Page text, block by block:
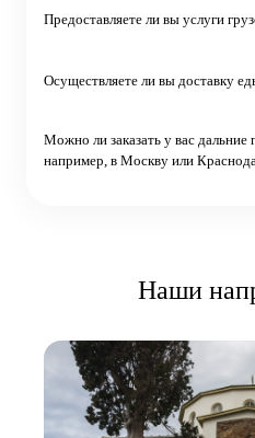
Предоставляете ли вы услуги
Осуществляете ли вы доставку
Можно ли заказать у вас дальние
например, в Москву или
Наши